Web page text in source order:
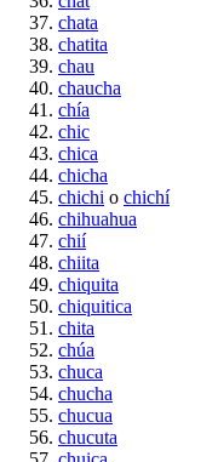
chata
chatita
chau
chaucha
chía
chic
chica
chicha
chichi o chichí
chihuahua
chií
chiita
chiquita
chiquitica
chita
chúa
chuca
chucha
chucua
chucuta